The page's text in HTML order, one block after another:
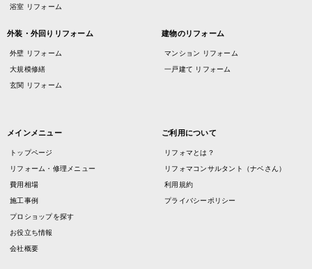
浴室 リフォーム
外装・外回りリフォーム
外壁 リフォーム
大規模修繕
玄関 リフォーム
建物のリフォーム
マンション リフォーム
一戸建て リフォーム
メインメニュー
トップページ
リフォーム・修理メニュー
費用相場
施工事例
プロショップを探す
お役立ち情報
会社概要
ご利用について
リフォマとは？
リフォマコンサルタント（ナベさん）
利用規約
プライバシーポリシー